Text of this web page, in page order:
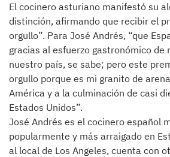
El cocinero asturiano manifestó su
distinción, afirmando que recibir el
orgullo”. Para José Andrés, “que
gracias al esfuerzo gastronómico de
nuestro país, se sabe; pero este
orgullo porque es mi granito de
América y a la culminación de casi
Estados Unidos”.
José Andrés es el cocinero español
popularmente y más arraigado en
al local de Los Angeles, cuenta con